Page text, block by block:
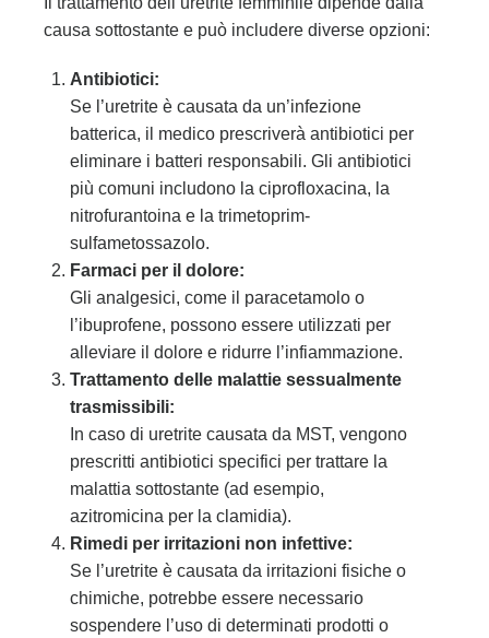
causa sottostante e può includere diverse opzioni:
Antibiotici:
Se l’uretrite è causata da un’infezione
batterica, il medico prescriverà antibiotici per
eliminare i batteri responsabili. Gli antibiotici
più comuni includono la ciprofloxacina, la
nitrofurantoina e la trimetoprim-
sulfametossazolo.
Farmaci per il dolore:
Gli analgesici, come il paracetamolo o
l’ibuprofene, possono essere utilizzati per
alleviare il dolore e ridurre l’infiammazione.
Trattamento delle malattie sessualmente
trasmissibili:
In caso di uretrite causata da MST, vengono
prescritti antibiotici specifici per trattare la
malattia sottostante (ad esempio,
azitromicina per la clamidia).
Rimedi per irritazioni non infettive:
Se l’uretrite è causata da irritazioni fisiche o
chimiche, potrebbe essere necessario
sospendere l’uso di determinati prodotti o